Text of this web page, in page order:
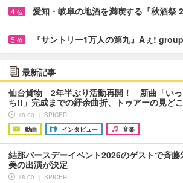
4 位 愛知・岐阜の地酒を満喫する『秋酒祭
5 位 『サントリー1万人の第九』Aぇ!
最新記事
仙台貨物 2年半ぶり活動再開！ 新曲「い
ち!!」完成までの紆余曲折、トゥアーの見ど
18:00 ｜ SPICER
動画
インタビュー 音楽
結那バースデーイベント2026のゲストで斉藤
美の出演が決定
18:00 ｜ SPICER